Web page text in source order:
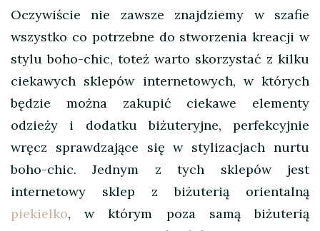
Oczywiście nie zawsze znajdziemy w szafie
wszystko co potrzebne do stworzenia kreacji w
stylu boho-chic, toteż warto skorzystać z kilku
ciekawych sklepów internetowych, w których
będzie można zakupić ciekawe elementy
odzieży i dodatku biżuteryjne, perfekcyjnie
wręcz sprawdzające się w stylizacjach nurtu
boho-chic. Jednym z tych sklepów jest
internetowy sklep z biżuterią orientalną
piekielko, w którym poza samą biżuterią